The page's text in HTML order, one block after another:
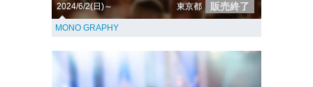
2024/6/2(日)～ 東京都 販売終了
MONO GRAPHY